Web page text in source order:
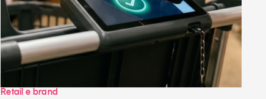
Retail e brand